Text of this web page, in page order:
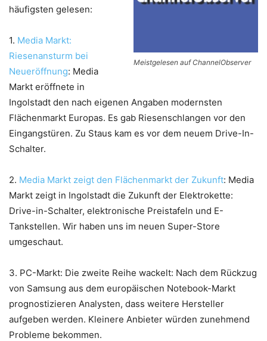
Meistgelesen auf ChannelObserver
häufigsten gelesen:
1. Media Markt:
Riesenansturm bei
Neueröffnung: Media
Markt eröffnete in
Ingolstadt den nach eigenen Angaben modernsten
Flächenmarkt Europas. Es gab Riesenschlangen vor den
Eingangstüren. Zu Staus kam es vor dem neuem Drive-In-
Schalter.
2. Media Markt zeigt den Flächenmarkt der Zukunft: Media
Markt zeigt in Ingolstadt die Zukunft der Elektrokette:
Drive-in-Schalter, elektronische Preistafeln und E-
Tankstellen. Wir haben uns im neuen Super-Store
umgeschaut.
3. PC-Markt: Die zweite Reihe wackelt: Nach dem Rückzug
von Samsung aus dem europäischen Notebook-Markt
prognostizieren Analysten, dass weitere Hersteller
aufgeben werden. Kleinere Anbieter würden zunehmend
Probleme bekommen.